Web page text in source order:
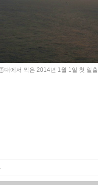
대에서 찍은 2014년 1월 1일 첫 일출